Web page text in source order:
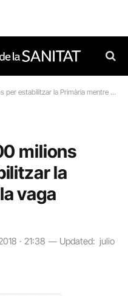
la Primària mentre la vaga segueix en peu
milions
la
vaga
· 21:38 Updated: julio